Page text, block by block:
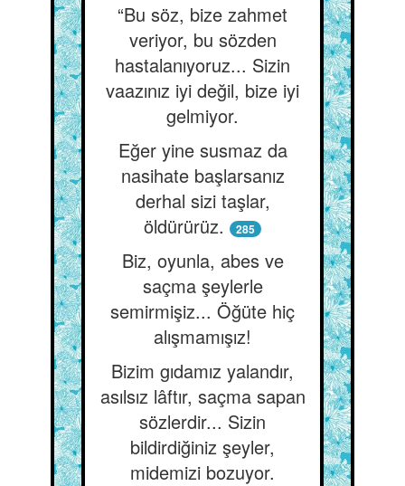
“Bu söz, bize zahmet
veriyor, bu sözden
hastalanıyoruz... Sizin
vaazınız iyi değil, bize iyi
gelmiyor.
Eğer yine susmaz da
nasihate başlarsanız
derhal sizi taşlar,
öldürürüz.
285
Biz, oyunla, abes ve
saçma şeylerle
semirmişiz... Öğüte hiç
alışmamışız!
Bizim gıdamız yalandır,
asılsız lâftır, saçma sapan
sözlerdir... Sizin
bildirdiğiniz şeyler,
midemizi bozuyor.